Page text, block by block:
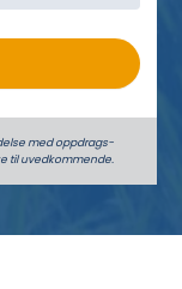
med oppdrags­
til uvedkommende.